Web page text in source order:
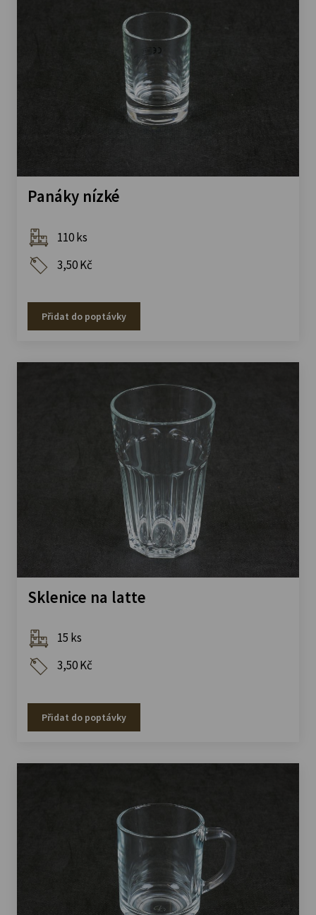
Panáky nízké
110 ks
3,50 Kč
Přidat do poptávky
Sklenice na latte
15 ks
3,50 Kč
Přidat do poptávky